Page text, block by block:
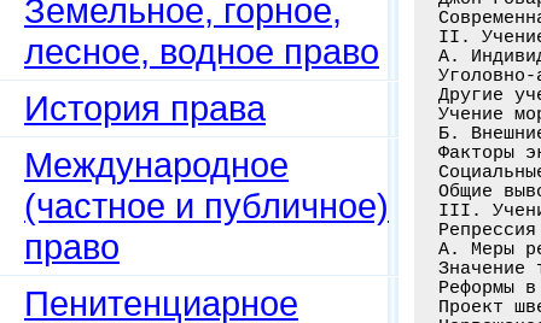
Земельное, горное,
лесное, водное право
История права
Международное
(частное и публичное)
право
Пенитенциарное
II.
А.
Другие
Б.
Общие
III.
А. Меры